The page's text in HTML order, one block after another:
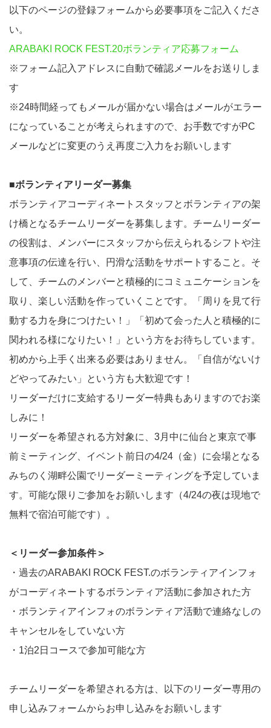
以下のページの登録フォームから必要事項をご記入くださ
い。
ARABAKI ROCK FEST.20ボランティア応募フォーム
※フォーム記入アドレスに自動で確認メールをお送りしま
す
※24時間経ってもメールが届かない場合はメールがエラー
になっていることが考えられますので、お手数ですがPC
メールなどに変更のうえ再度ご入力をお願いします
■ボランティアリーダー募集
ボランティアコーディネートスタッフとボランティアの架
け橋となるチームリーダーを募集します。チームリーダー
の役割は、メンバーにスタッフから伝えられるシフトや注
意事項の伝達を行い、円滑な活動をサポートすること。そ
して、チームのメンバーと積極的にコミュニケーションを
取り、楽しい活動を作っていくことです。「周りを見て行
動する力を身につけたい！」「初めて会った人と積極的に
関われる様になりたい！」という方をお待ちしています。
初めから上手く出来る必要はありません。「自信がないけ
どやってみたい」という方も大歓迎です！
リーダーだけに支給するリーダー特典もありますのでお楽
しみに！
リーダーを希望される方対象に、3月中に仙台と東京で事
前ミーティング、イベント前日の4/24（金）に会場となる
みちのく湖畔公園でリーダーミーティングを予定していま
す。可能な限りご参加をお願いします（4/24の夜は現地で
無料で宿泊可能です）。
＜リーダー参加条件＞
・過去のARABAKI ROCK FEST.のボランティアインフォ
がコーディネートするボランティア活動に参加された方
・ボランティアインフォのボランティア活動で連絡なしの
キャンセルをしていない方
・1泊2日コースで参加可能な方
チームリーダーを希望される方は、以下のリーダー専用の
申し込みフォームからお申し込みをお願いします